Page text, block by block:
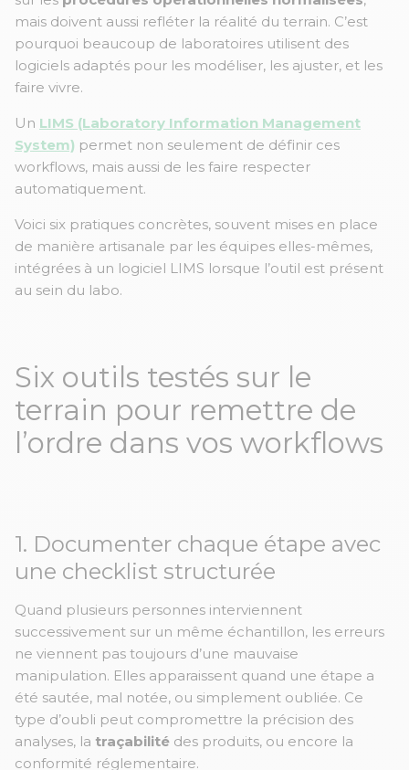
mais doivent aussi refléter la réalité du terrain. C’est
pourquoi beaucoup de laboratoires utilisent des
logiciels adaptés pour les modéliser, les ajuster, et les
faire vivre.
Un LIMS (Laboratory Information Management
System) permet non seulement de définir ces
workflows, mais aussi de les faire respecter
automatiquement.
Voici six pratiques concrètes, souvent mises en place
de manière artisanale par les équipes elles-mêmes,
intégrées à un logiciel LIMS lorsque l’outil est présent
au sein du labo.
Six outils testés sur le
terrain pour remettre de
l’ordre dans vos workflows
1. Documenter chaque étape avec
une checklist structurée
Quand plusieurs personnes interviennent
successivement sur un même échantillon, les erreurs
ne viennent pas toujours d’une mauvaise
manipulation. Elles apparaissent quand une étape a
été sautée, mal notée, ou simplement oubliée. Ce
type d’oubli peut compromettre la précision des
analyses, la traçabilité des produits, ou encore la
conformité réglementaire.